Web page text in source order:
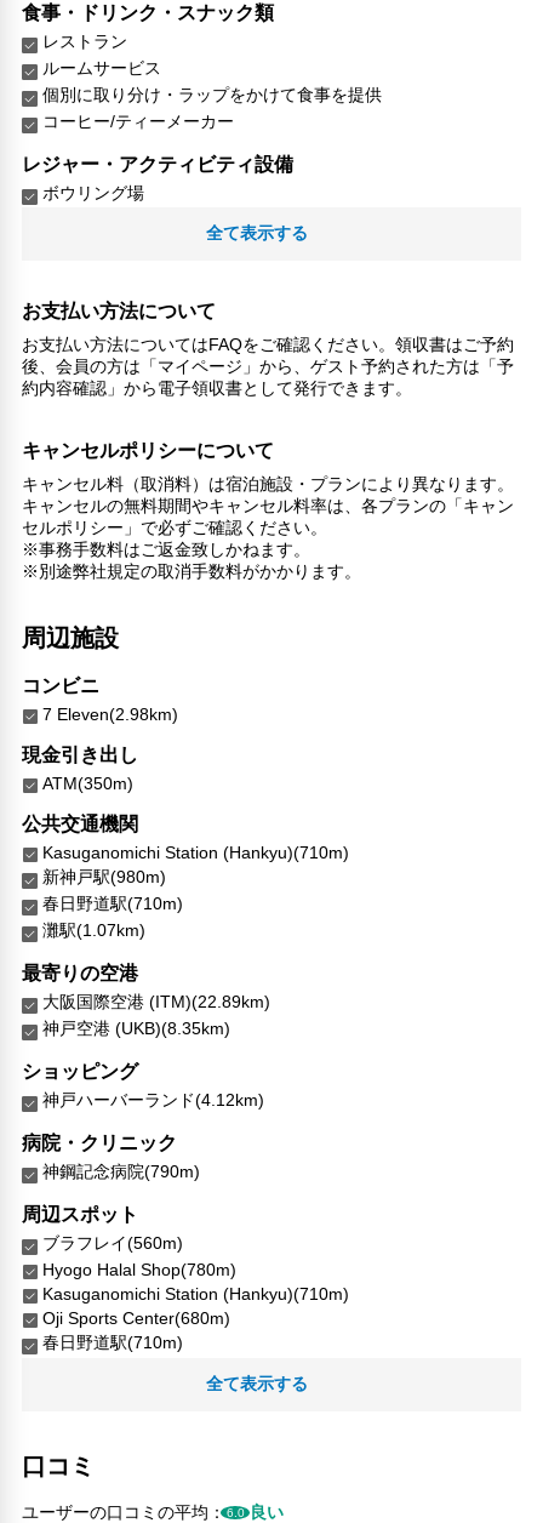
食事・ドリンク・スナック類
レストラン
ルームサービス
個別に取り分け・ラップをかけて食事を提供
コーヒー/ティーメーカー
レジャー・アクティビティ設備
ボウリング場
喫煙所
子供向け施設・サービス
ファミリールーム
館内施設・便利なサービス
荷物預かりサービス
エレベーター
ランドリーサービス
バリアフリー対応
車椅子OK
対応言語
英語
ヒンディー語
北京語
広東語
フィリピン語
その他サービス
チェックイン/アウト（エクスプレス）
ロッカー
トイレタリー
衣類乾燥機
フードデリバリー
リネン・衣類の湯洗い
キャッシュレス支払いサービス
洗濯機
談話エリア
全て表示する
お支払い方法について
お支払い方法についてはFAQをご確認ください。領収書はご予約
後、会員の方は「マイページ」から、ゲスト予約された方は「予
約内容確認」から電子領収書として発行できます。
キャンセルポリシーについて
キャンセル料（取消料）は宿泊施設・プランにより異なります。
キャンセルの無料期間やキャンセル料率は、各プランの「キャン
セルポリシー」で必ずご確認ください。
※事務手数料はご返金致しかねます。
※別途弊社規定の取消手数料がかかります。
周辺施設
コンビニ
7 Eleven(2.98km)
現金引き出し
ATM(350m)
公共交通機関
Kasuganomichi Station (Hankyu)(710m)
新神戸駅(980m)
春日野道駅(710m)
灘駅(1.07km)
最寄りの空港
大阪国際空港 (ITM)(22.89km)
神戸空港 (UKB)(8.35km)
ショッピング
神戸ハーバーランド(4.12km)
病院・クリニック
神鋼記念病院(790m)
周辺スポット
ブラフレイ(560m)
Hyogo Halal Shop(780m)
Kasuganomichi Station (Hankyu)(710m)
Oji Sports Center(680m)
春日野道駅(710m)
神戸文学館(710m)
神鋼記念病院(790m)
全て表示する
口コミ
ユーザーの口コミの平均：6.0 良い